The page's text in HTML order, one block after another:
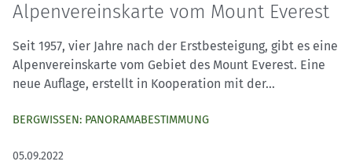
Alpenvereinskarte vom Mount Everest
Seit 1957, vier Jahre nach der Erstbesteigung, gibt es eine
Alpenvereinskarte vom Gebiet des Mount Everest. Eine
neue Auflage, erstellt in Kooperation mit der...
BERGWISSEN: PANORAMABESTIMMUNG
05.09.2022